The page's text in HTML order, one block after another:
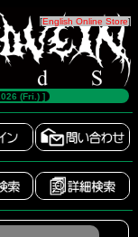
[English Online Store]
(Fri.) ]